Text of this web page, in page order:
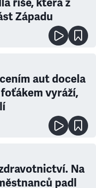
říše, která z
Západu
aut docela
vyráží,
Na
padl